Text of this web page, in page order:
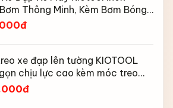
Thông Minh, Kèm Bơm Bóng,
160 PSI
xe đạp lên tường KIOTOOL
chịu lực cao kèm móc treo
hiểm